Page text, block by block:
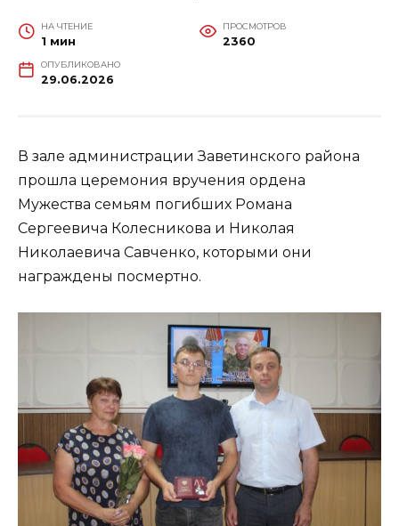
НА ЧТЕНИЕ
1 мин
ПРОСМОТРОВ
2360
ОПУБЛИКОВАНО
29.06.2026
В зале администрации Заветинского района
прошла церемония вручения ордена
Мужества семьям погибших Романа
Сергеевича Колесникова и Николая
Николаевича Савченко, которыми они
награждены посмертно.